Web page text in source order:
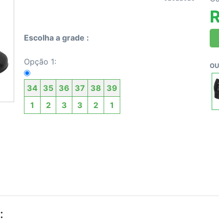
Escolha a grade :
Opção 1:
34 35 36 37 38
39
1
2 3 3 2 1